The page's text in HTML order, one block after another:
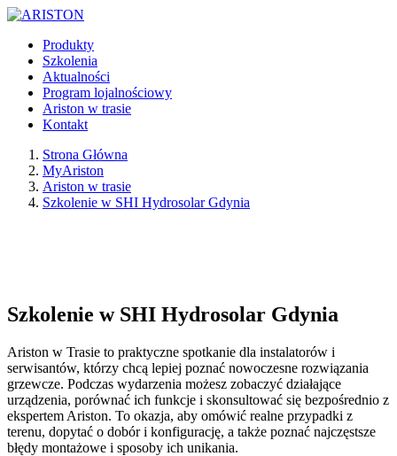
Produkty
Szkolenia
Aktualności
Program lojalnościowy
Ariston w trasie
Kontakt
Strona Główna
MyAriston
Ariston w trasie
Szkolenie w SHI Hydrosolar Gdynia
Szkolenie w SHI Hydrosolar Gdynia
Ariston w Trasie to praktyczne spotkanie dla instalatorów i
serwisantów, którzy chcą lepiej poznać nowoczesne rozwiązania
grzewcze. Podczas wydarzenia możesz zobaczyć działające
urządzenia, porównać ich funkcje i skonsultować się bezpośrednio z
ekspertem Ariston. To okazja, aby omówić realne przypadki z
terenu, dopytać o dobór i konfigurację, a także poznać najczęstsze
błędy montażowe i sposoby ich unikania.